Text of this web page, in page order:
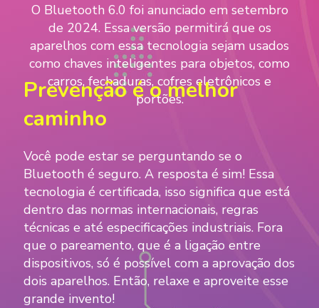
O Bluetooth 6.0 foi anunciado em setembro
de 2024. Essa versão permitirá que os
aparelhos com essa tecnologia sejam usados
como chaves inteligentes para objetos, como
carros, fechaduras, cofres eletrônicos e
portões.
Prevenção é o melhor
caminho
Você pode estar se perguntando se o
Bluetooth é seguro. A resposta é sim! Essa
tecnologia é certificada, isso significa que está
dentro das normas internacionais, regras
técnicas e até especificações industriais. Fora
que o pareamento, que é a ligação entre
dispositivos, só é possível com a aprovação dos
dois aparelhos. Então, relaxe e aproveite esse
grande invento!